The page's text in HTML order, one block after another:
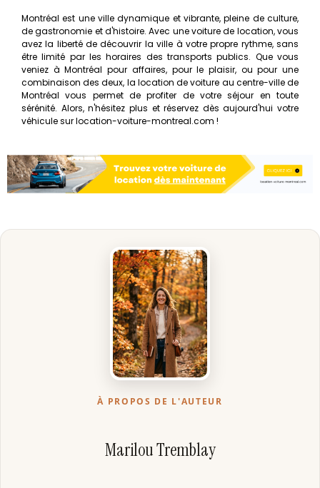
Montréal est une ville dynamique et vibrante, pleine de culture,
de gastronomie et d'histoire. Avec une voiture de location, vous
avez la liberté de découvrir la ville à votre propre rythme, sans
être limité par les horaires des transports publics. Que vous
veniez à Montréal pour affaires, pour le plaisir, ou pour une
combinaison des deux, la location de voiture au centre-ville de
Montréal vous permet de profiter de votre séjour en toute
sérénité. Alors, n'hésitez plus et réservez dès aujourd'hui votre
véhicule sur location-voiture-montreal.com !
À PROPOS DE L'AUTEUR
Marilou Tremblay